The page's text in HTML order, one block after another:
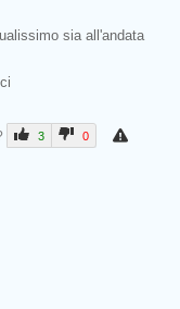
sia all'andata
3 0